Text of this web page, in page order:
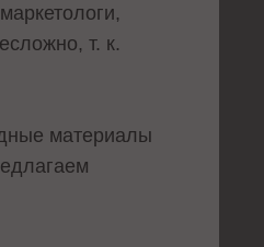
т. к.
материалы